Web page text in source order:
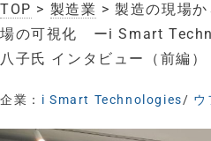
TOP > 製造業 > 製造の現場
場の可視化 ーi Smart
八子氏 インタビュー（前編）
企業： i Smart Technologies/ ウ